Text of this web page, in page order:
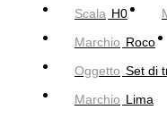
Scala H0
Marchio Roco
Oggetto Set di
Marchio Lima